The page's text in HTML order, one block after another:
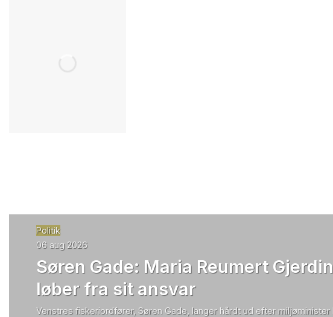
Politik
06 aug 2026
Søren Gade: Maria Reumert
løber fra sit ansvar
Venstres fiskeriordfører, Søren Gade, langer hårdt ud efter miljøminister